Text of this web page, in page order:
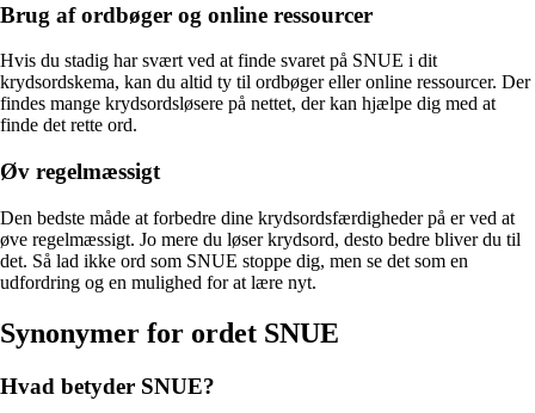
Brug af ordbøger og online ressourcer
Hvis du stadig har svært ved at finde svaret på SNUE i dit
krydsordskema, kan du altid ty til ordbøger eller online ressourcer. Der
findes mange krydsordsløsere på nettet, der kan hjælpe dig med at
finde det rette ord.
Øv regelmæssigt
Den bedste måde at forbedre dine krydsordsfærdigheder på er ved at
øve regelmæssigt. Jo mere du løser krydsord, desto bedre bliver du til
det. Så lad ikke ord som SNUE stoppe dig, men se det som en
udfordring og en mulighed for at lære nyt.
Synonymer for ordet SNUE
Hvad betyder SNUE?